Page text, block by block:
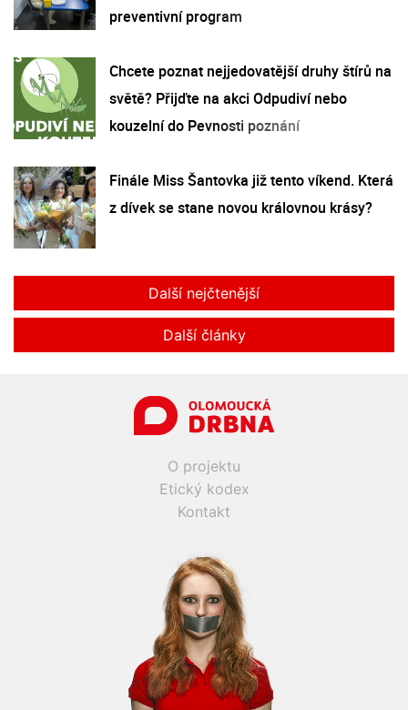
preventivní program
Chcete poznat nejjedovatější druhy štírů na
světě? Přijďte na akci Odpudiví nebo
kouzelní do Pevnosti poznání
Finále Miss Šantovka již tento víkend. Která
z dívek se stane novou královnou krásy?
Další nejčtenější
Další články
O projektu
Etický kodex
Kontakt